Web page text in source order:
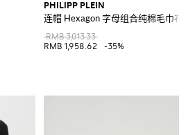
PHILIPP PLEIN
连帽 Hexagon 字母组合纯棉毛巾布浴
RMB 3,013.33
RMB 1,958.62
-35%